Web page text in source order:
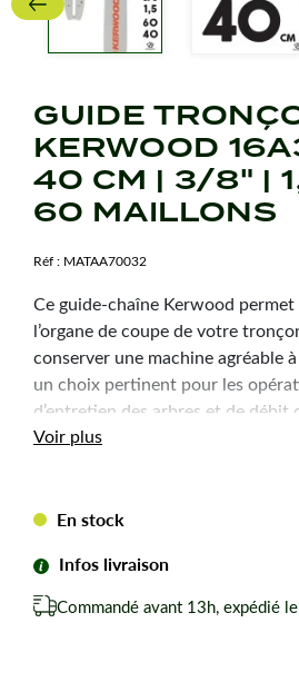
GUIDE
KERWOOD
40 CM | 3/8" |
60 MAILLONS
Réf : MATAA70032
Ce guide-chaîne Kerwood
l’organe de coupe de votre
conserver une machine agréable
un choix pertinent pour les
d’entretien des arbres et de débit
des saisons.
Caractéristiques
techniques
Pas de la chaîne :3/8"
Voir plus
En stock
Infos livraison
Commandé avant 13h, expédié